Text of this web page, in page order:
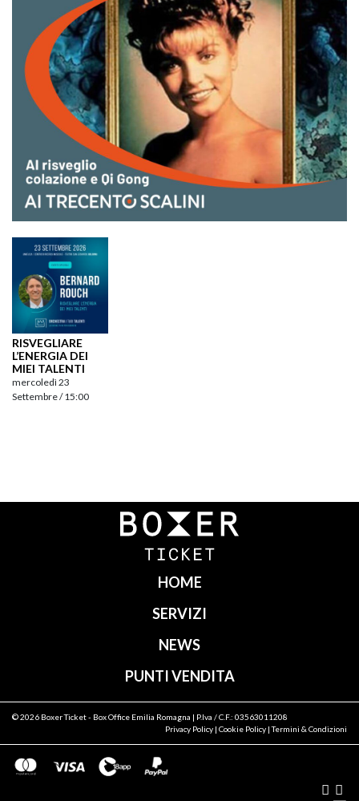
RISVEGLIARE
L’ENERGIA DEI
MIEI TALENTI
mercoledì 23
Settembre / 15:00
Navigazione
HOME
SERVIZI
NEWS
PUNTI VENDITA
© 2026 Boxer Ticket- Box Office Emilia Romagna | P.Iva / C.F.: 03563011208
Privacy Policy | Cookie Policy |Termini & Condizioni